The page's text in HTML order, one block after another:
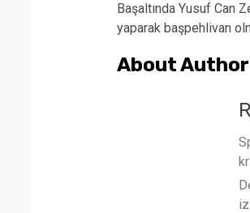
Başaltında Yusuf Can
yaparak başpehlivan
About Author